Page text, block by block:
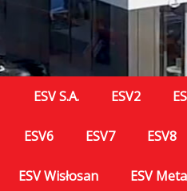
ESV S.A. ESV2
ESV6 ESV7 ESV8
ESV Wisłosan ESV